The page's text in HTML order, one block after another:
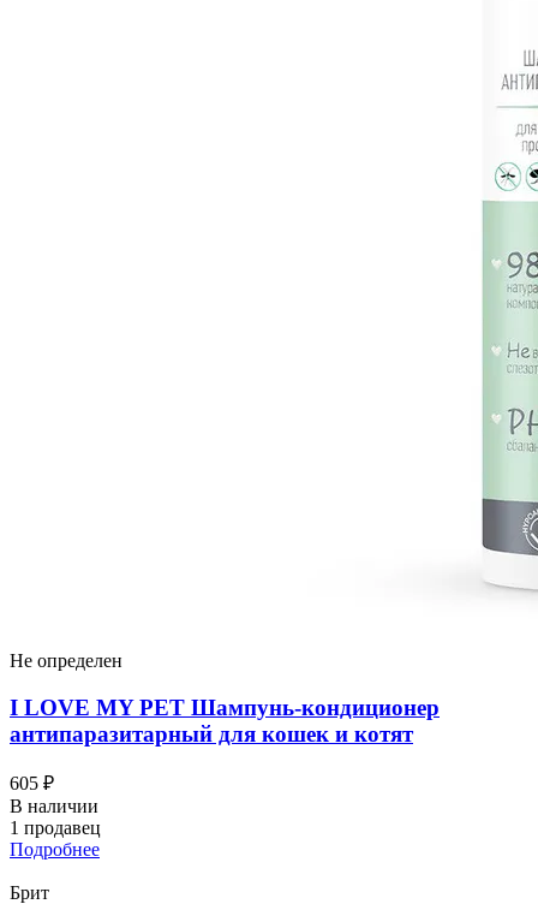
Не определен
I LOVЕ MY PET Шампунь-кондиционер
антипаразитарный для кошек и котят
605 ₽
В наличии
1 продавец
Подробнее
Брит